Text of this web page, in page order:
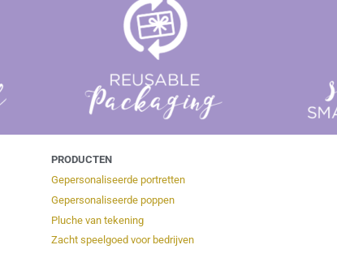
PRODUCTEN
Gepersonaliseerde portretten
Gepersonaliseerde poppen
Pluche van tekening
Zacht speelgoed voor bedrijven